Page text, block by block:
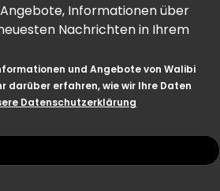
Informationen über
Nachrichten in Ihrem
und Angebote von Walibi
darüber erfahren, wie wir Ihre Daten
Datenschutzerklärung